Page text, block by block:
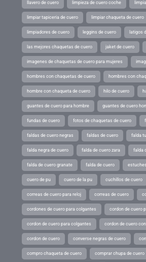
llavero de cuero limpieza de cuero coche
limpiar tapiceria de cuero limpiar chaqueta de cuero
limpiadores de cuero leggins de cuero latigos
las mejores chaquetas de cuero jaket de cuero
imagenes de chaquetas de cuero para mujeres
hombres con chaquetas de cuero hombres con
hombre con chaqueta de cuero hilo de cuero
guantes de cuero para hombre guantes de cuero
fundas de cuero fotos de chaquetas de cuero
faldas de cuero negras faldas de cuero falda
falda negra de cuero falda de cuero zara falda
falda de cuero granate falda de cuero
cuero de pu cuero de la pu cuchillos de cuero
correas de cuero para reloj correas de cuero
cordones de cuero para colgantes cordon de cuero
cordon de cuero para colgantes cordon de cuero
cordon de cuero converse negras de cuero
compro chaqueta de cuero comprar chupa de cuero